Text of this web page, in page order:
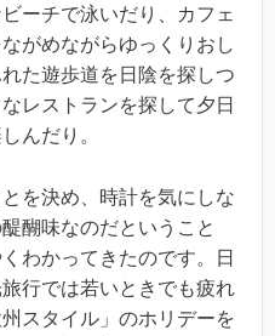
ーチで泳いだり、カフェ
がめながらゆっくりおし
た遊歩道を日陰を探しつ
レストランを探して夕日
んだり。
を決め、時計を気にしな
醐味なのだということ
わかってきたのです。日
行では若いときでも疲れ
スタイル」のホリデーを